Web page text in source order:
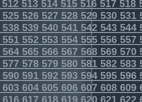
512 513 514 515 516 517 518
525 526 527 528 529 530 531
538 539 540 541 542 543 544
551 552 553 554 555 556 557
564 565 566 567 568 569 570
577 578 579 580 581 582 583
590 591 592 593 594 595 596
603 604 605 606 607 608 609
616 617 618 619 620 621 622